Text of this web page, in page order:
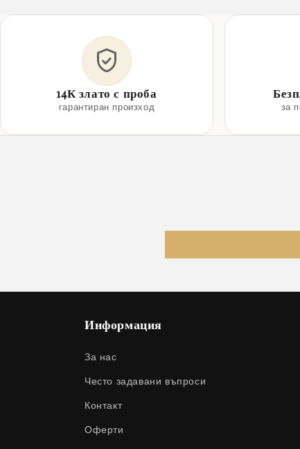
14К злато с проба
гарантиран произход за
Информация
За нас
Често задавани въпроси
Контакт
Оферти